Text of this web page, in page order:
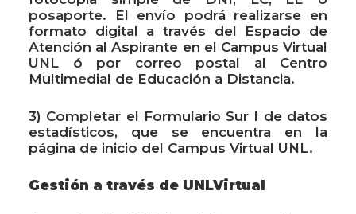
posaporte. El envío podrá realizarse en
formato digital a través del Espacio de
Atención al Aspirante en el Campus Virtual
UNL ó por correo postal al Centro
Multimedial de Educación a Distancia.
3) Completar el Formulario Sur I de datos
estadísticos, que se encuentra en la
página de inicio del Campus Virtual UNL.
Gestión a través de UNLVirtual